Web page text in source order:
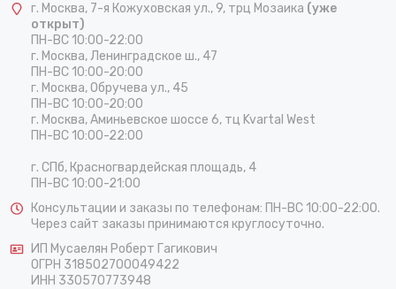
г. Москва, 7-я Кожуховская ул., 9, трц Мозаика (уже
открыт)
ПН-ВС 10:00-22:00
г. Москва,Ленинградское ш., 47
ПН-ВС 10:00-20:00
г. Москва, Обручева ул., 45
ПН-ВС 10:00-20:00
г. Москва, Аминьевское шоссе 6, тц Kvartal West
ПН-ВС 10:00-22:00
г. СПб, Красногвардейская площадь, 4
ПН-ВС 10:00-21:00
Консультации и заказы по телефонам: ПН-ВС 10:00-22:00.
Через сайт заказы принимаются круглосуточно.
ИП Мусаелян Роберт Гагикович
ОГРН 318502700049422
ИНН 330570773948